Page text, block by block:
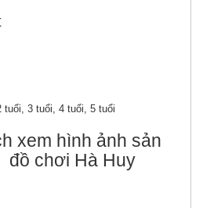
tuổi, 3 tuổi, 4 tuổi, 5 tuổi
xem hình ảnh sản
đồ chơi Hà Huy